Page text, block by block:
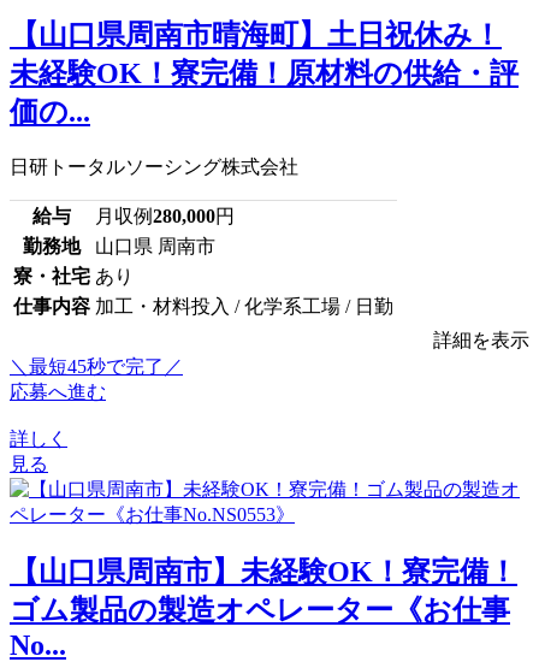
【山口県周南市晴海町】土日祝休み！
未経験OK！寮完備！原材料の供給・評
価の...
日研トータルソーシング株式会社
給与 月収例280,000円
勤務地
山口県 周南市
寮・社宅 あり
仕事内容 加工・材料投入 / 化学系工場 / 日勤
詳細を表示
＼最短45秒で完了／
応募へ進む
詳しく
見る
【山口県周南市】未経験OK！寮完備！
ゴム製品の製造オペレーター《お仕事
No...